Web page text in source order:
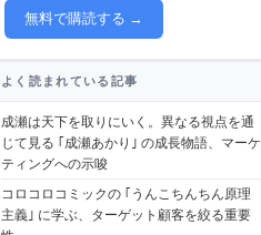
無料で購読する →
よく読まれている記事
成瀬は天下を取りにいく。異なる視点を通
じて見る ｢成瀬あかり｣ の成長物語、マーケ
ティングへの示唆
コロコロコミックの ｢うんこちんちん原理
主義｣ に学ぶ、ターゲット顧客を絞る重要